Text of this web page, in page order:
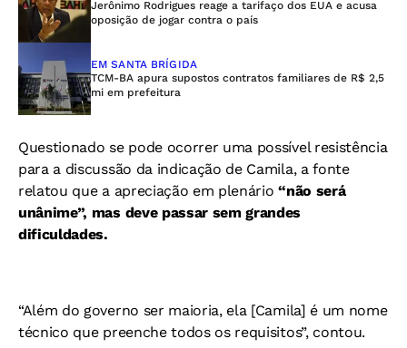
Jerônimo Rodrigues reage a tarifaço dos EUA e acusa
oposição de jogar contra o país
EM SANTA BRÍGIDA
TCM-BA apura supostos contratos familiares de R$ 2,5
mi em prefeitura
Questionado se pode ocorrer uma possível resistência
para a discussão da indicação de Camila, a fonte
relatou que a apreciação em plenário“não será
unânime”, mas deve passar sem grandes
dificuldades.
“Além do governo ser maioria, ela [Camila] é um nome
técnico que preenche todos os requisitos”, contou.